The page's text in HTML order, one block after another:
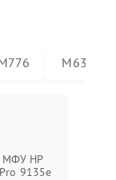
M636
МФУ HP
9135e